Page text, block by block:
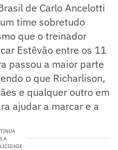
de Carlo Ancelotti
time sobretudo
que o treinador
Estêvão entre os 11
passou a maior parte
o que Richarlison,
e qualquer outro em
ajudar a marcar e a
A